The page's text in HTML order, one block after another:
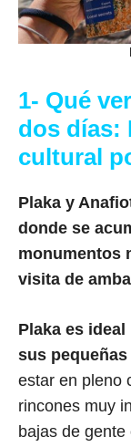
1- Qué
dos días:
cultural
Plaka y
donde se
monumentos
visita de
Plaka es
sus
estar en pleno
rincones muy
bajas de